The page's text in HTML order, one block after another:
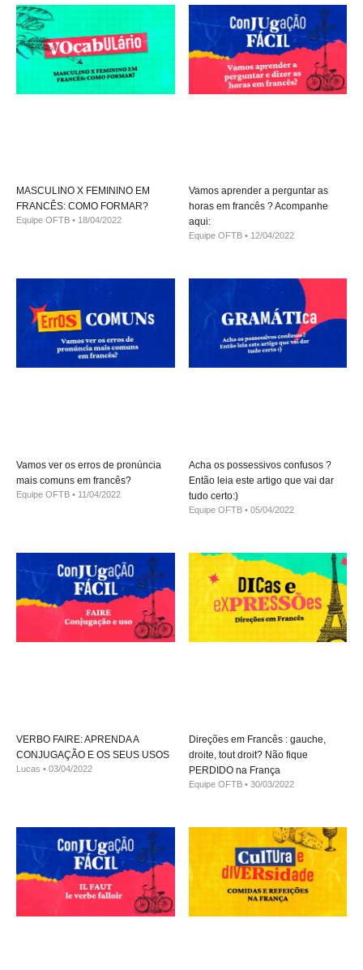
MASCULINO X FEMININO EM
FRANCÊS: COMO FORMAR?
Equipe OFTB 18/04/2022
Vamos aprender a perguntar as
horas em francês ? Acompanhe
aqui:
Equipe OFTB 12/04/2022
Vamos ver os erros de pronúncia
mais comuns em francês?
Equipe OFTB 11/04/2022
Acha os possessivos confusos ?
Então leia este artigo que vai dar
tudo certo:)
Equipe OFTB 05/04/2022
VERBO FAIRE: APRENDA A
CONJUGAÇÃO E OS SEUS USOS
Lucas 03/04/2022
Direções em Francês : gauche,
droite, tout droit? Não fique
PERDIDO na França
Equipe OFTB 30/03/2022